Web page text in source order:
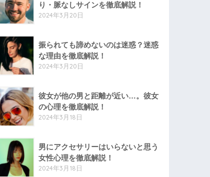
り・脈なしサインを徹底解説！
2024年3月20日
振られても諦めないのは迷惑？迷惑
な理由を徹底解説！
2024年3月20日
彼女が他の男と距離が近い…。彼女
の心理を徹底解説！
2024年3月18日
男にアクセサリーはいらないと思う
女性心理を徹底解説！
2024年3月18日